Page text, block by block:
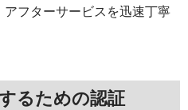
フターサービスを迅速丁寧
るための認証